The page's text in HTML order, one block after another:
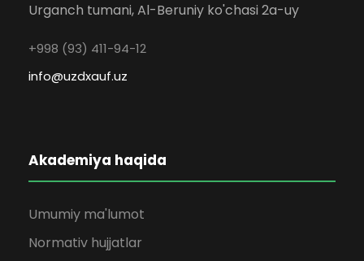
Urganch tumani, Al-Beruniy ko'chasi 2a-uy
+998 (93) 411-94-12
info@uzdxauf.uz
Akademiya haqida
Umumiy ma'lumot
Normativ hujjatlar